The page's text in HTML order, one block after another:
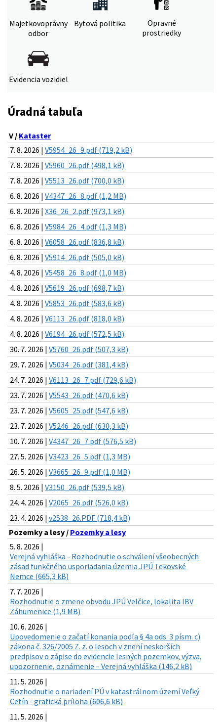
Majetkovoprávny
odbor
Bytová politika
Opravné
prostriedky
Evidencia vozidiel
Úradná tabuľa
V / Kataster
7. 8. 2026 | V5954_26_9.pdf (719,2 kB)
7. 8. 2026 | V5960_26.pdf (498,1 kB)
7. 8. 2026 | V5513_26.pdf (700,0 kB)
6. 8. 2026 | V4347_26_8.pdf (1,2 MB)
6. 8. 2026 | X36_26_2.pdf (973,1 kB)
6. 8. 2026 | V5984_26_4.pdf (1,3 MB)
6. 8. 2026 | V6058_26.pdf (836,8 kB)
6. 8. 2026 | V5914_26.pdf (505,0 kB)
4. 8. 2026 | V5458_26_8.pdf (1,0 MB)
4. 8. 2026 | V5619_26.pdf (698,7 kB)
4. 8. 2026 | V5853_26.pdf (583,6 kB)
4. 8. 2026 | V6113_26.pdf (818,0 kB)
4. 8. 2026 | V6194_26.pdf (572,5 kB)
30. 7. 2026 | V5760_26.pdf (507,3 kB)
29. 7. 2026 | V5034_26.pdf (381,4 kB)
24. 7. 2026 | V6113_26_7.pdf (729,6 kB)
23. 7. 2026 | V5543_26.pdf (470,6 kB)
23. 7. 2026 | V5605_25.pdf (547,6 kB)
23. 7. 2026 | V5246_26.pdf (630,3 kB)
10. 7. 2026 | V4347_26_7.pdf (576,5 kB)
27. 5. 2026 | V3423_26_5.pdf (1,3 MB)
26. 5. 2026 | V3665_26_9.pdf (1,0 MB)
8. 5. 2026 | V3150_26.pdf (539,5 kB)
24. 4. 2026 | V2065_26.pdf (526,0 kB)
23. 4. 2026 | v2538_26.PDF (718,4 kB)
Pozemky a lesy / Pozemky a lesy
5. 8. 2026 |
Verejná vyhláška - Rozhodnutie o schválení všeobecných
zásad funkčného usporiadania územia JPÚ Tekovské
Nemce (665,3 kB)
7. 7. 2026 |
Rozhodnutie o zmene obvodu JPÚ Velčice, lokalita IBV
Záhumenice (1,9 MB)
10. 6. 2026 |
Upovedomenie o začatí konania podľa § 4a ods. 3 písm. c)
zákona č. 326/2005 Z. z. o lesoch v znení neskorších
predpisov o zápise do evidencie lesných pozemkov, výzva,
upozornenie, oznámenie – Verejná vyhláška (146,2 kB)
11. 5. 2026 |
Rozhodnutie o nariadení PÚ v katastrálnom území Veľký
Cetín - grafická príloha (606,6 kB)
11. 5. 2026 |